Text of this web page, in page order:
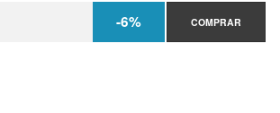
-6% COMPRAR